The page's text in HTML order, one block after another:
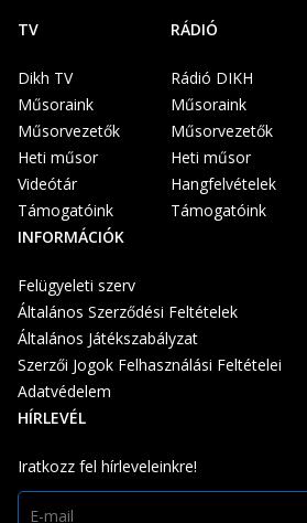
TV
Dikh TV
Műsoraink
Műsorvezetők
Heti műsor
Videótár
Támogatóink
RÁDIÓ
Rádió DIKH
Műsoraink
Műsorvezetők
Heti műsor
Hangfelvételek
Támogatóink
INFORMÁCIÓK
Felügyeleti szerv
Általános Szerződési Feltételek
Általános Játékszabályzat
Szerzői Jogok Felhasználási Feltételei
Adatvédelem
HÍRLEVÉL
Iratkozz fel hírleveleinkre!